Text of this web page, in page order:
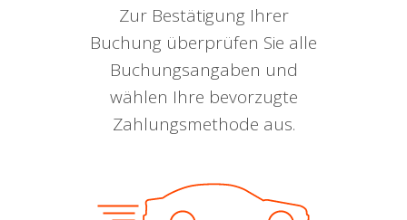
Zur Bestätigung Ihrer
Buchung überprüfen Sie alle
Buchungsangaben und
wählen Ihre bevorzugte
Zahlungsmethode aus.